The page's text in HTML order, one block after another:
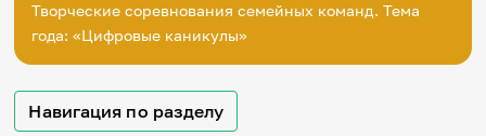
Итоги событий
Игра «Знания»
Творческие соревнования семейных команд. Тема
года: «Цифровые каникулы»
Навигация по разделу